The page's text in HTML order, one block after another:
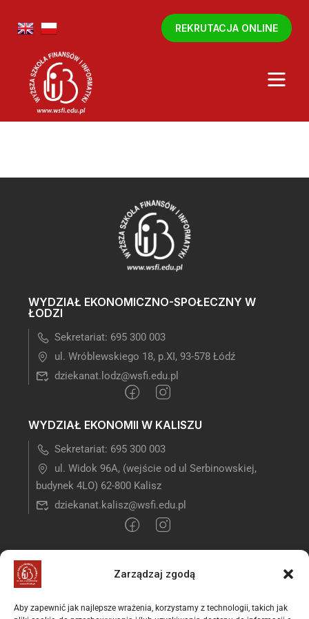
Zarządzaj zgodą
Aby zapewnić jak najlepsze wrażenia, korzystamy z technologii, takich jak
REKRUTACJA ONLINE
WYDZIAŁ EKONOMICZNO-SPOŁECZNY W
ŁODZI
Sekretariat: 695 300 003
ul. Wróblewskiego 18, p.XI, 93-578 Łódź
dziekanat.lodz@wsfi.edu.pl
WYDZIAŁ EKONOMII W KALISZU
Sekretariat: 695 300 003
ul. Widok 96A, (wejście od ul Serbinowskiej,
budynek 4LO) 62-800 Kalisz
dziekanat.kalisz@wsfi.edu.pl
REKRUTACJA
rekrutacja@wsfi.edu.pl